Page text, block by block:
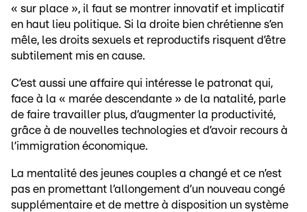
« sur place », il faut se montrer innovatif et implicatif
en haut lieu politique. Si la droite bien chrétienne s’en
mêle, les droits sexuels et reproductifs risquent d’être
subtilement mis en cause.
C’est aussi une affaire qui intéresse le patronat qui,
face à la « marée descendante » de la natalité, parle
de faire travailler plus, d’augmenter la productivité,
grâce à de nouvelles technologies et d’avoir recours à
l’immigration économique.
La mentalité des jeunes couples a changé et ce n’est
pas en promettant l’allongement d’un nouveau congé
supplémentaire et de mettre à disposition un système